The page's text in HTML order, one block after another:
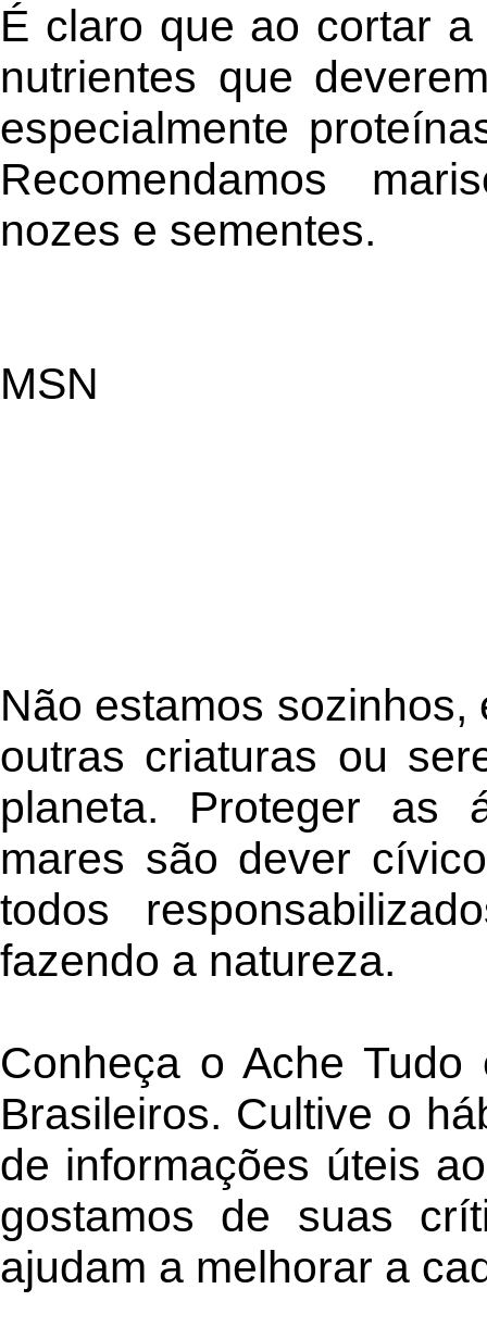
É claro que ao cortar
nutrientes que
especialmente
Recomendamos
nozes e sementes.
MSN
Não estamos
outras criaturas ou
planeta. Proteger as
mares são dever
todos
fazendo a natureza.
Conheça o Ache
Brasileiros. Cultive o
de informações úteis
gostamos de suas
ajudam a melhorar a